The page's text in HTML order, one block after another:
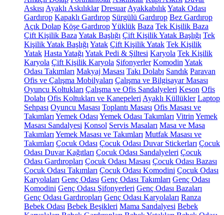
Askısı Ayaklı Askılıklar Dresuar AyakkabılıkYatak Odası
Gardırop Kapaklı Gardırop Sürgülü Gardırop Bez Gardırop
Açık Dolap Köşe GardıropYüklük Baza Tek Kişilik Baza
Çift Kişilik Baza Yatak Başlığı Çift Kişilik Yatak Başlığı Tek
Kişilik Yatak Başlığı Yatak Çift Kişilik Yatak Tek Kişilik
Yatak Hasta Yatağı Yatak Pedi & Şiltesi Karyola Tek Kişilik
Karyola Çift Kişilik Karyola Şifonyerler Komodin Yatak
Odası Takımları Makyaj Masası Takı Dolabı Sandık Paravan
Ofis ve Çalışma Mobilyaları Çalışma ve Bilgisayar Masası
Oyuncu Koltukları Çalışma ve Ofis Sandalyeleri Keson Ofis
Dolabı Ofis Koltukları ve Kanepeleri Ayaklı Küllükler Laptop
Sehpası Oyuncu Masası Toplantı Masası Ofis Masası ve
Takımları Yemek Odası Yemek Odası Takımları Vitrin Yemek
Masası Sandalyesi Konsol Servis Masaları Masa ve Masa
Takımları Yemek Masası ve Takımları Mutfak Masası ve
Takımları Çocuk Odası Çocuk Odası Duvar Stickerları Çocuk
Odası Duvar Kağıtları Çocuk Odası Sandalyeleri Çocuk
Odası Gardıropları Çocuk Odası Masası Çocuk Odası Bazası
Çocuk Odası Takımları Çocuk Odası Komodini Çocuk Odası
Karyolaları Genç Odası Genç Odası Takımları Genç Odası
Komodini Genç Odası Şifonyerleri Genç Odası Bazaları
Genç Odası Gardıropları Genç Odası Karyolaları Ranza
Bebek Odası Bebek Beşikleri Mama Sandalyesi Bebek